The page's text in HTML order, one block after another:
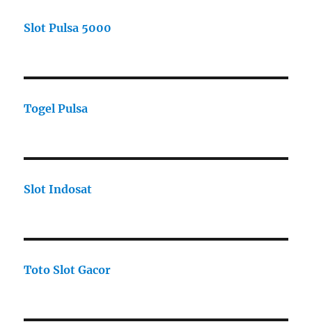
Slot Pulsa 5000
Togel Pulsa
Slot Indosat
Toto Slot Gacor